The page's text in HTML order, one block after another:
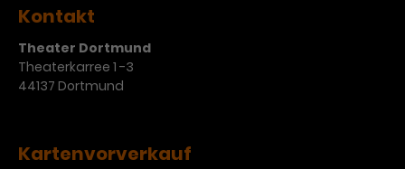
Kontakt
Theater Dortmund
Theaterkarree 1 -3
44137 Dortmund
Kartenvorverkauf